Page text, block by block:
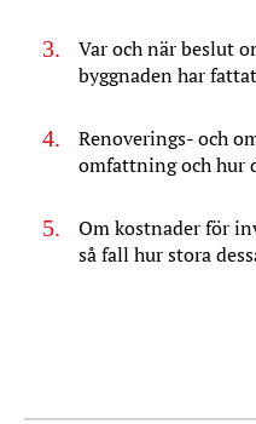
Var och när beslut
byggnaden har
Renoverings- och
omfattning och hur
Om kostnader för
så fall hur stora